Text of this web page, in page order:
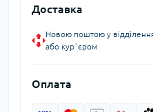
Доставка
Новою поштою у
або курʼєром
Оплата